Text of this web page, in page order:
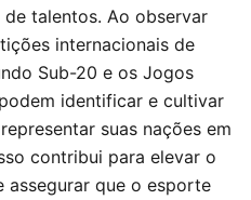
talentos. Ao observar
internacionais de
Sub-20 e os Jogos
identificar e cultivar
suas nações em
contribui para elevar o
assegurar que o esporte